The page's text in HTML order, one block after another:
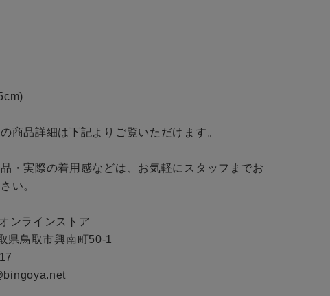
BINGOYA
商品詳細は下記よりご覧いただけます。
・実際の着用感などは、お気軽にスタッフまでお
い。
ンラインストア
県鳥取市興南町50-1